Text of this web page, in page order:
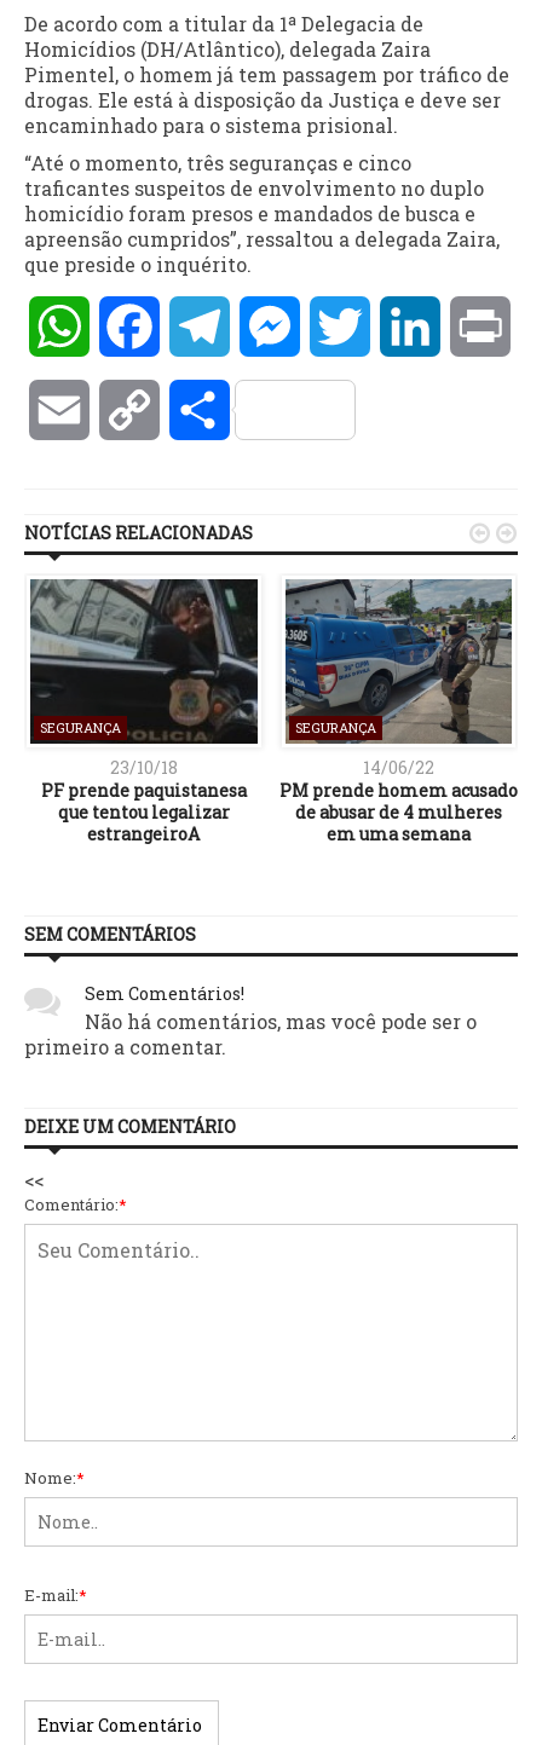
De acordo com a titular da 1ª Delegacia de
Homicídios (DH/Atlântico), delegada Zaira
Pimentel, o homem já tem passagem por tráfico de
drogas. Ele está à disposição da Justiça e deve ser
encaminhado para o sistema prisional.
“Até o momento, três seguranças e cinco
traficantes suspeitos de envolvimento no duplo
homicídio foram presos e mandados de busca e
apreensão cumpridos”, ressaltou a delegada Zaira,
que preside o inquérito.
WhatsAppFacebookTelegramMessengerTwitter LinkedIn
Email Copy Compartilhar
NOTÍCIAS RELACIONADAS
SEGURANÇA
23/10/18
PF prende paquistanesa
que tentou legalizar
estrangeiroA
SEGURANÇA
14/06/22
PM prende homem acusado
de abusar de 4 mulheres
em uma semana
 
SEM COMENTÁRIOS
Sem Comentários!
Não há comentários, mas você pode ser o
primeiro a comentar.
DEIXE UM COMENTÁRIO
<<
Comentário:*
Nome:*
E-mail:*